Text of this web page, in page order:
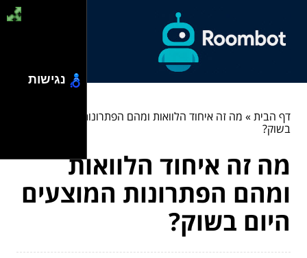
דף הבית» מה זה איחוד הלוואות ומהם הפתרונות המוצעים היום
בשוק?
מה זה איחוד הלוואות
ומהם הפתרונות המוצעים
היום בשוק?
נגישות